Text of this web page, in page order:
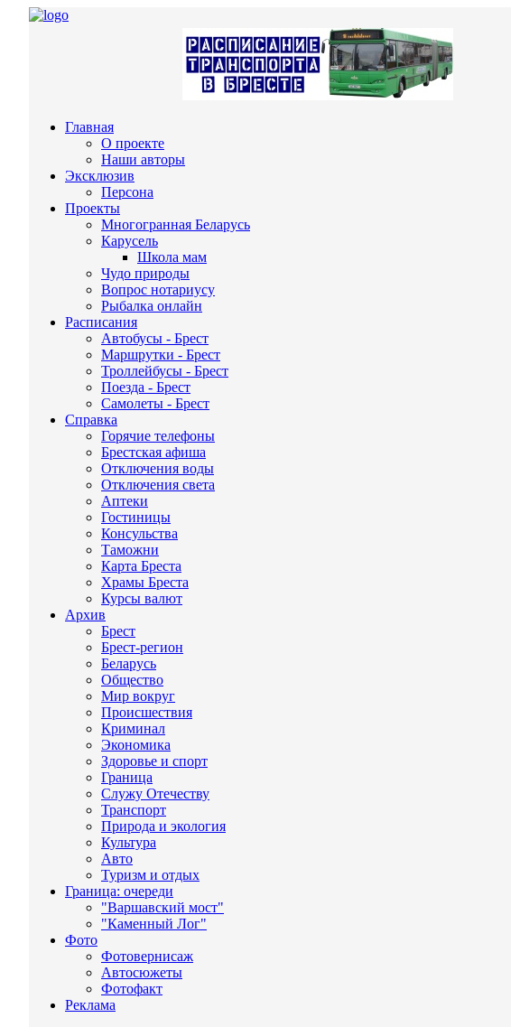
Главная
О проекте
Наши авторы
Эксклюзив
Персона
Проекты
Многогранная Беларусь
Карусель
Школа мам
Чудо природы
Вопрос нотариусу
Рыбалка онлайн
Расписания
Автобусы - Брест
Маршрутки - Брест
Троллейбусы - Брест
Поезда - Брест
Самолеты - Брест
Справка
Горячие телефоны
Брестская афиша
Отключения воды
Отключения света
Аптеки
Гостиницы
Консульства
Таможни
Карта Бреста
Храмы Бреста
Курсы валют
Архив
Брест
Брест-регион
Беларусь
Общество
Мир вокруг
Происшествия
Криминал
Экономика
Здоровье и спорт
Граница
Служу Отечеству
Транспорт
Природа и экология
Культура
Авто
Туризм и отдых
Граница: очереди
"Варшавский мост"
"Каменный Лог"
Фото
Фотовернисаж
Автосюжеты
Фотофакт
Реклама